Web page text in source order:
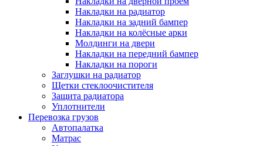
Накладки на радиатор
Накладки на задний бампер
Накладки на колёсные арки
Молдинги на двери
Накладки на передний бампер
Накладки на пороги
Заглушки на радиатор
Щетки стеклоочистителя
Защита радиатора
Уплотнители
Перевозка грузов
Автопалатка
Матрас